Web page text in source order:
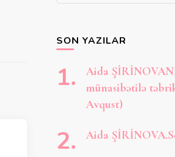
SON YAZILAR
Aida
münasibətilə
Avqust)
Aida